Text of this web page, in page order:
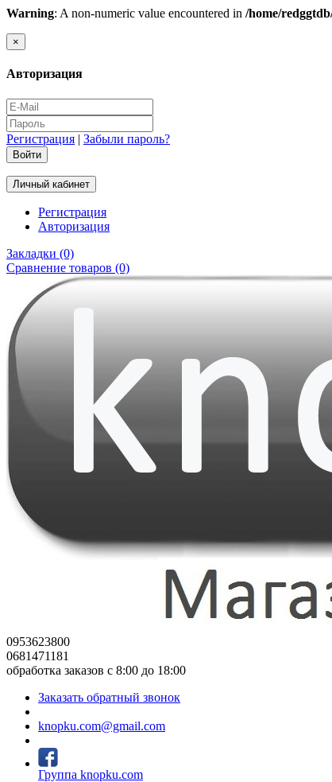
Warning: A non-numeric value encountered in /home/
×
Авторизация
Регистрация | Забыли пароль?
Личный кабинет
Регистрация
Авторизация
Закладки (0)
Сравнение товаров (0)
0953623800
0681471181
обработка заказов с 8:00 до 18:00
Заказать обратный звонок
knopku.com@gmail.com
Группа knopku.com